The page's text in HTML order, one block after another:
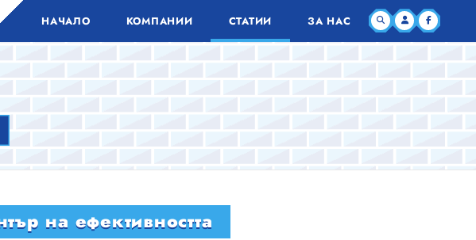
НАЧАЛО КОМПАНИИ СТАТИИ ЗА НАС
на ефективността